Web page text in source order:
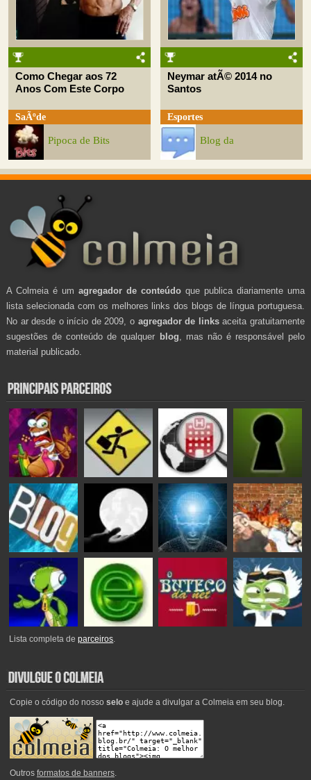
Como Chegar aos 72
Anos Com Este Corpo
SaÃºde
Pipoca de Bits
Neymar atÃ© 2014 no
Santos
Esportes
Blog da
A Colmeia é um agregador de conteúdo que publica diariamente uma
lista selecionada com os melhores links dos blogs de língua portuguesa.
No ar desde o início de 2009, o agregador de linksaceita gratuitamente
sugestões de conteúdo de qualquer blog , mas não é responsável pelo
material publicado.
Lista completa deparceiros.
Copie o código do nosso seloe ajude a divulgar a Colmeia em seu blog.
Outros formatos de banners.